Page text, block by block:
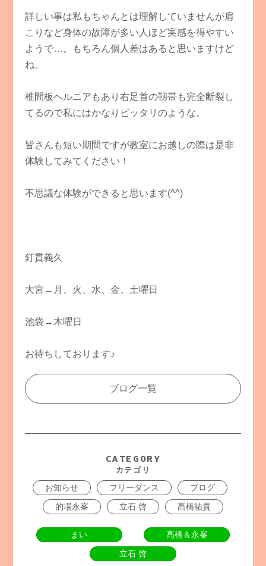
詳しい事は私もちゃんとは理解していませんが肩
こりなど身体の故障が多い人ほど実感を得やすい
ようで…。もちろん個人差はあると思いますけど
ね。
椎間板ヘルニアもあり右足首の靱帯も完全断裂し
てるので私にはかなりピッタリのような。
皆さんも短い期間ですが教室にお越しの際は是非
体験してみてください！
不思議な体験ができると思います(^^)
釘貫義久
大宮→月、火、水、金、土曜日
池袋→木曜日
お待ちしております♪
ブログ一覧
CATEGORY
カテゴリ
お知らせ フリーダンス
ブログ
的場永峯
立石 啓 髙橋祐貴
まい
髙橋＆永峯
立石 啓